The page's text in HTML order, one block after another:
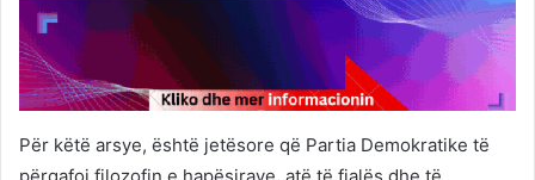
Për këtë arsye, është jetësore që Partia Demokratike të